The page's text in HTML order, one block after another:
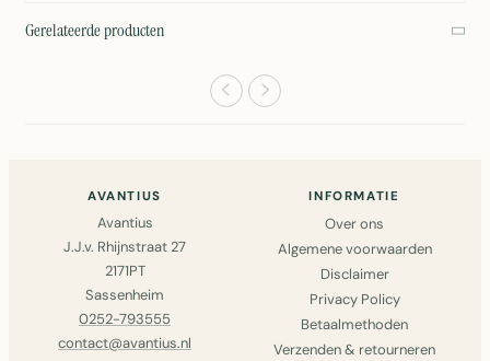
Gerelateerde producten
AVANTIUS
Avantius
J.J.v. Rhijnstraat 27
2171PT
Sassenheim
0252-793555
contact@avantius.nl
INFORMATIE
Over ons
Algemene voorwaarden
Disclaimer
Privacy Policy
Betaalmethoden
Verzenden & retourneren